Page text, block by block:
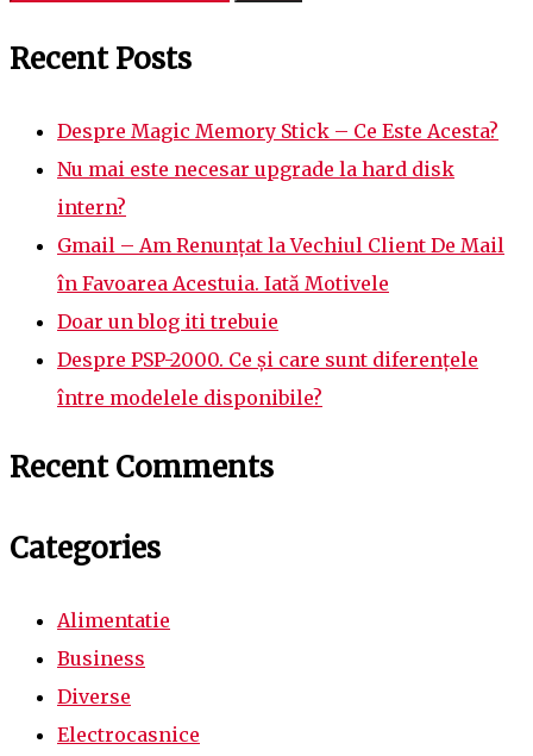
Recent Posts
Despre Magic Memory Stick – Ce Este Acesta?
Nu mai este necesar upgrade la hard disk
intern?
Gmail – Am Renunțat la Vechiul Client De Mail
în Favoarea Acestuia. Iată Motivele
Doar un blog iti trebuie
Despre PSP-2000. Ce și care sunt diferențele
între modelele disponibile?
Recent Comments
Categories
Alimentatie
Business
Diverse
Electrocasnice